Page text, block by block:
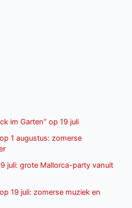
im Garten” op 19 juli
1 augustus: zomerse
juli: grote Mallorca-party vanuit
19 juli: zomerse muziek en